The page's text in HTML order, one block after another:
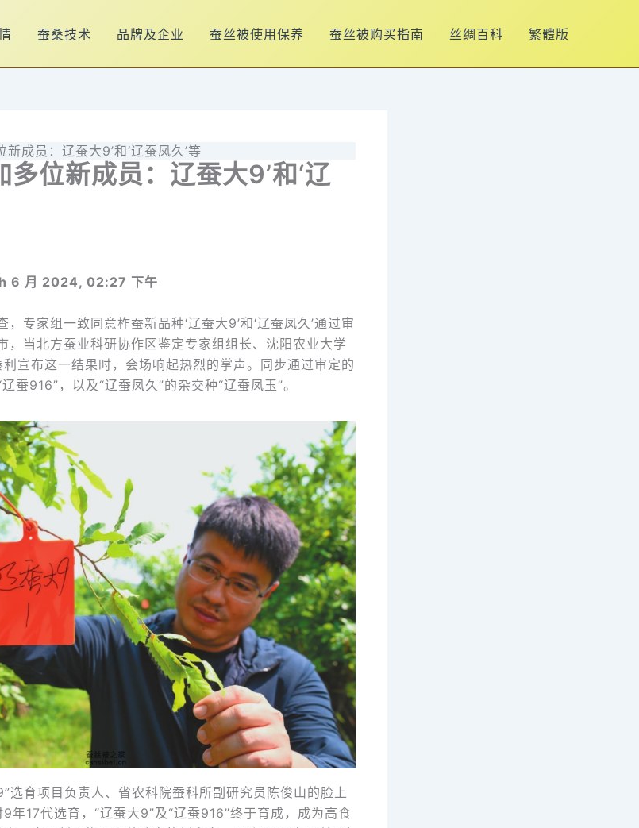
蚕桑技术 品牌及企业 蚕丝被使用保养 蚕丝被购买指南 丝绸百科 繁體版
成员：辽蚕大9’和‘辽蚕凤久’等
位新成员：辽蚕大9’和‘辽
6 月 2024, 02:27 下午
专家组一致同意柞蚕新品种‘辽蚕大9’和‘辽蚕凤久’通过审
，当北方蚕业科研协作区鉴定专家组组长、沈阳农业大学
宣布这一结果时，会场响起热烈的掌声。同步通过审定的
蚕916”，以及“辽蚕凤久”的杂交种“辽蚕凤玉”。
选育项目负责人、省农科院蚕科所副研究员陈俊山的脸上
年17代选育，“辽蚕大9”及“辽蚕916”终于育成，成为高食